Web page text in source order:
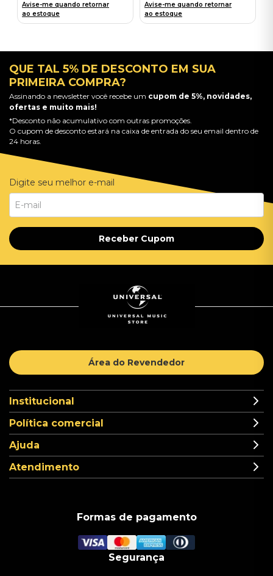
Avise-me quando retornar
ao estoque
Avise-me quando retornar
ao estoque
QUE TAL 5% DE DESCONTO EM SUA
PRIMEIRA COMPRA?
Assinando a newsletter você recebe um cupom de 5%, novidades,
ofertas e muito mais!
*Desconto não acumulativo com outras promoções.
O cupom de desconto estará na caixa de entrada do seu email dentro de
24 horas.
Digite seu melhor e-mail
Receber Cupom
Área do Revendedor
Institucional
Política comercial
Ajuda
Atendimento
Formas de pagamento
Segurança